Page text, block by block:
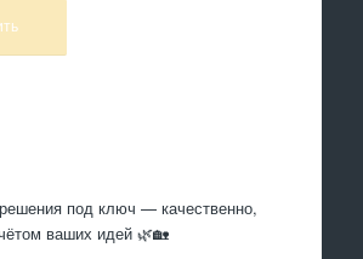
под ключ — качественно,
ваших идей 🌿🏡